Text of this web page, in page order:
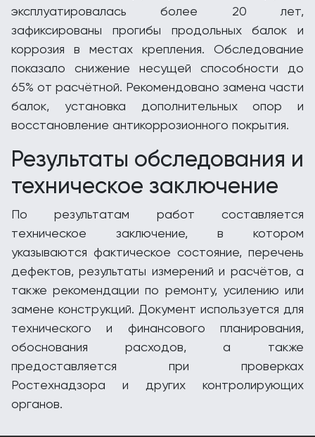
эксплуатировалась более 20 лет,
зафиксированы прогибы продольных балок и
коррозия в местах крепления. Обследование
показало снижение несущей способности до
65% от расчётной. Рекомендовано замена части
балок, установка дополнительных опор и
восстановление антикоррозионного покрытия.
Результаты обследования и
техническое заключение
По результатам работ составляется
техническое заключение, в котором
указываются фактическое состояние, перечень
дефектов, результаты измерений и расчётов, а
также рекомендации по ремонту, усилению или
замене конструкций. Документ используется для
технического и финансового планирования,
обоснования расходов, а также
предоставляется при проверках
Ростехнадзора и других контролирующих
органов.